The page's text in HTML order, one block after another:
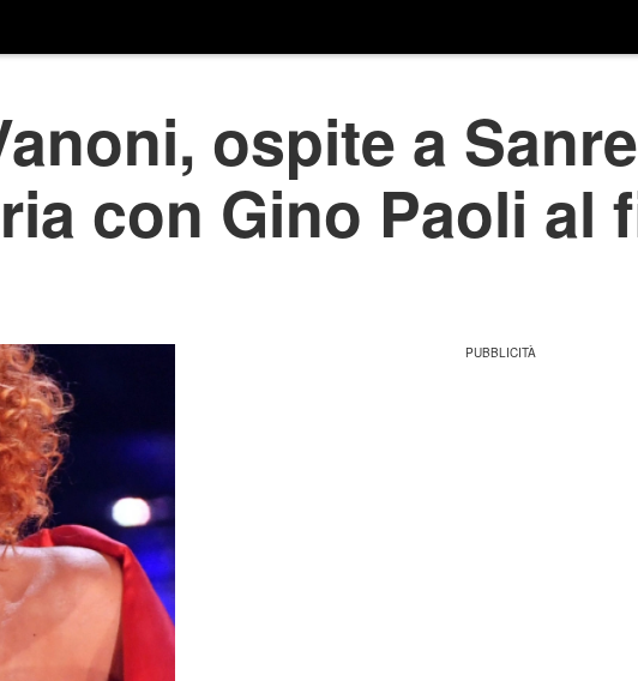
ospite a
con Gino Paoli al